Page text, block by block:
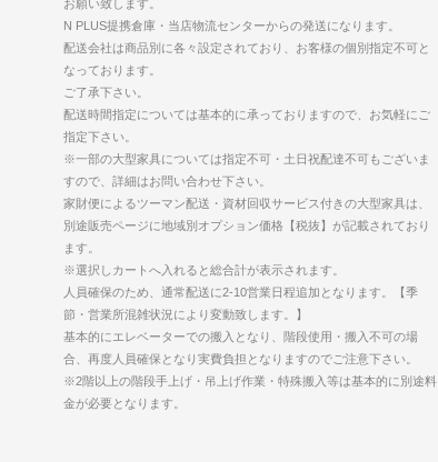
お願い致します。
N PLUS提携倉庫・当店物流センターからの発送になります。
配送会社は商品別に各々設定されており、お客様の個別指定不可と
なっております。
ご了承下さい。
配送時間指定については基本的に承っておりますので、お気軽にご
指定下さい。
※一部の大型家具については指定不可・土日祝配達不可もございま
すので、詳細はお問い合わせ下さい。
家財便によるツーマン配送・資材回収サービス付きの大型家具は、
別途販売ページに地域別オプション価格【税抜】が記載されており
ます。
※選択しカートへ入れると総合計が表示されます。
人員確保のため、通常配送に2-10営業日程追加となります。【季
節・営業所混雑状況により変動致します。】
基本的にエレベーターでの搬入となり、階段使用・搬入不可の場
合、再度人員確保となり実費負担となりますのでご注意下さい。
※2階以上の階段手上げ・吊上げ作業・特殊搬入等は基本的に別途料
金が必要となります。